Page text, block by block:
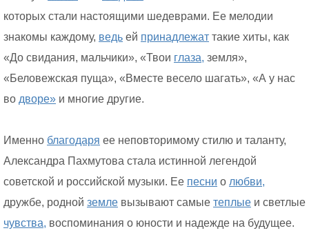
которых стали настоящими шедеврами. Ее мелодии
знакомы каждому, ведь ей принадлежат такие хиты, как
«До свидания, мальчики», «Твои глаза, земля»,
«Беловежская пуща», «Вместе весело шагать», «А у нас
во дворе» и многие другие.
Именно благодаря ее неповторимому стилю и таланту,
Александра Пахмутова стала истинной легендой
советской и российской музыки. Ее песни о любви,
дружбе, родной земле вызывают самые теплые и светлые
чувства, воспоминания о юности и надежде на будущее.